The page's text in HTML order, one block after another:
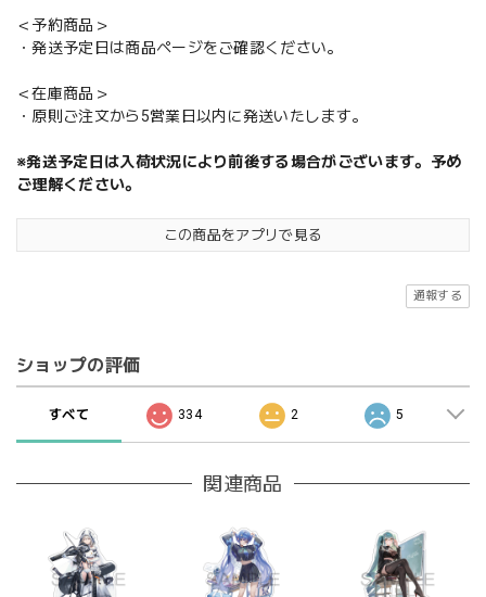
＜予約商品＞
・発送予定日は商品ページをご確認ください。
＜在庫商品＞
・原則ご注文から5営業日以内に発送いたします。
※発送予定日は入荷状況により前後する場合がございます。予め
ご理解ください。
この商品をアプリで見る
通報する
ショップの評価
すべて 334 2 5
関連商品